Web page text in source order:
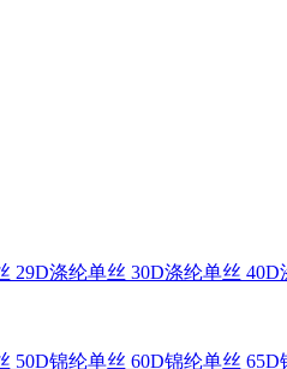
29D涤纶单丝 30D涤纶单丝 40D
50D锦纶单丝 60D锦纶单丝 65D